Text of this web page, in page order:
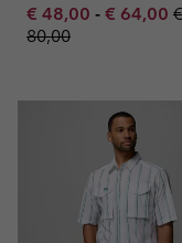
Minimum sale price:
€ 48,00 - € 64,00 €
80,00